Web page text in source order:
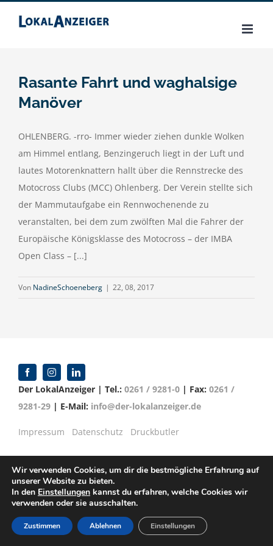
Inhalt
Rasante Fahrt und waghalsige
Manöver
OHLENBERG. -rro- Immer wieder ziehen dunkle Wolken
am Himmel entlang, Benzingeruch liegt in der Luft und
lautes Motorenknattern hallt über die Rennstrecke des
Motocross Clubs (MCC) Ohlenberg. Der Verein stellte sich
der Mammutaufgabe ein Rennwochenende zu
veranstalten, bei dem zum zwölften Mal die Fahrer der
Europäische Königsklasse des Motocross – der IMBA
Open Class – [...]
Von NadineSchoeneberg | 22, 08, 2017
Der LokalAnzeiger | Tel.: 0261 / 9281-0 | Fax: 0261 /
9281-29 | E-Mail: info@der-lokalanzeiger.de
Impressum Datenschutz Druckbutler
© Copyright 2016 -2026 | Verlag für Anzeigenblätter
GmbH | Mittelrheinstr. 2-4 | 56072 Koblenz
Wir verwenden Cookies, um dir die bestmögliche Erfahrung auf
unserer Website zu bieten.
In den Einstellungen kannst du erfahren, welche Cookies wir
verwenden oder sie ausschalten.
Zustimmen Ablehnen Einstellungen